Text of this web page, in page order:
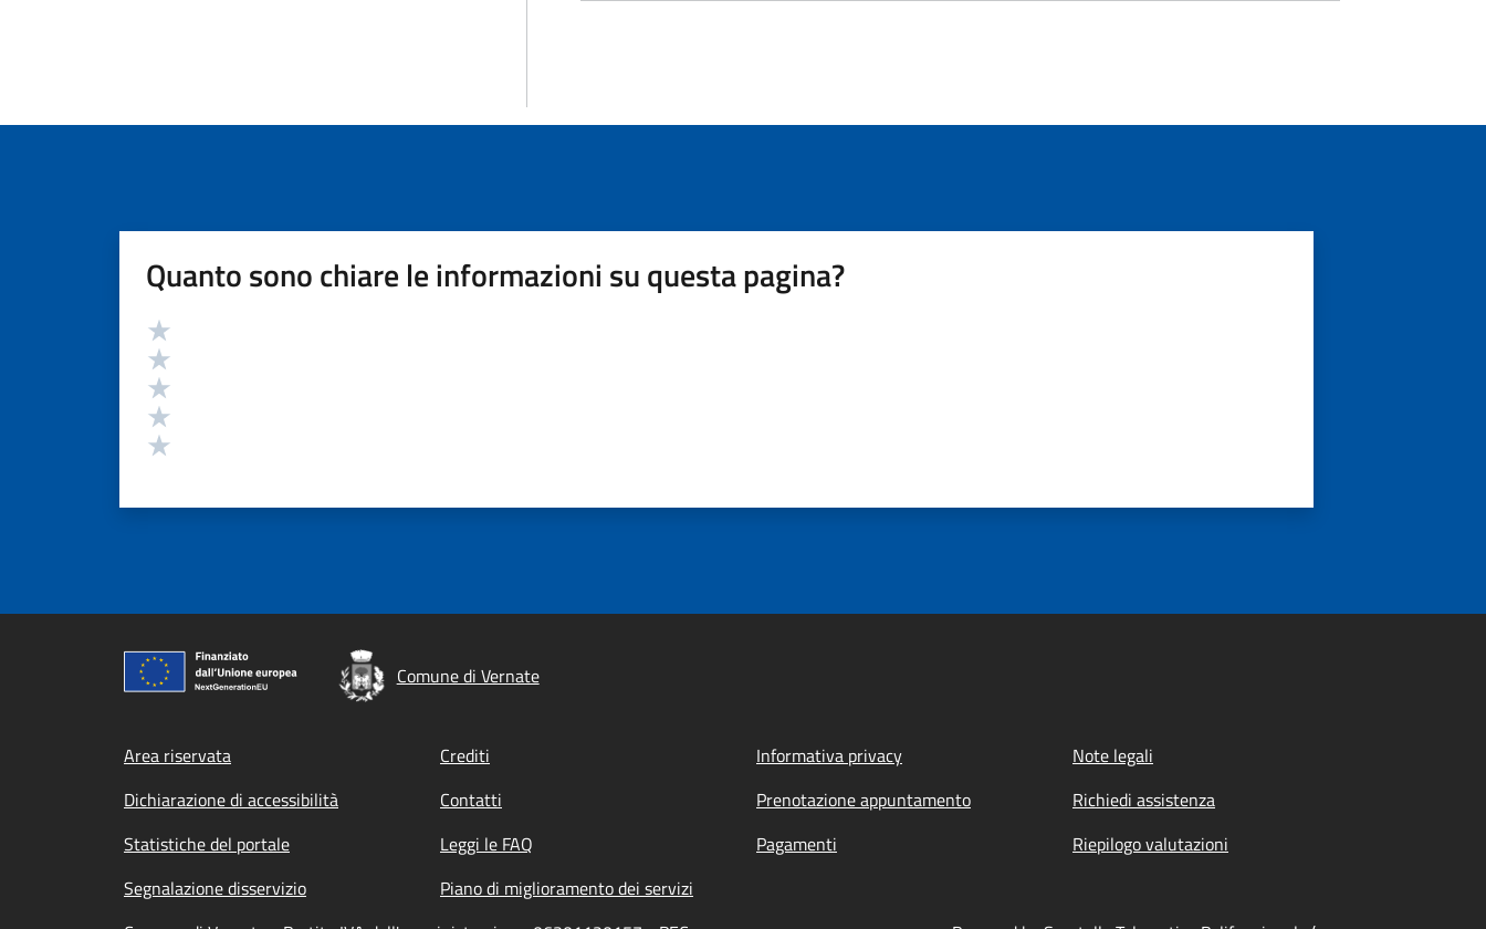
Quanto sono chiare le informazioni su questa pagina?
Valutazione
Comune di Vernate
Footer menu
Area riservata Crediti Informativa privacy
Note legali
Dichiarazione di accessibilità
Contatti Prenotazione appuntamento
Richiedi assistenza
Statistiche del portale
Leggi le FAQ Pagamenti
Riepilogo valutazioni
Segnalazione disservizio
Piano di miglioramento dei servizi